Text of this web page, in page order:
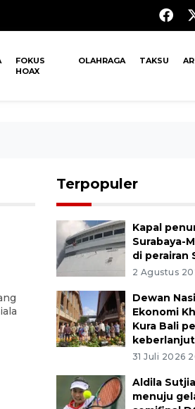
FOKUS
HOAX
OLAHRAGA TAKSU
Terpopuler
Kapal
Surabaya-
di perairan
2 Agustus
Dewan
Ekonomi
Kura Bali
31 Juli 2026
Aldila
menuju